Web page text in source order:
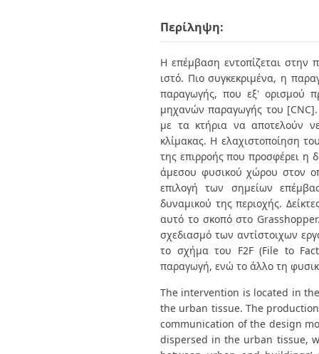
Περίληψη:
Η επέμβαση εντοπίζεται στην
ιστό. Πιο συγκεκριμένα, η
παραγωγής, που εξ' ορισμού
μηχανών παραγωγής του [CNC].
με τα κτήρια να αποτελούν
κλίμακας. Η ελαχιστοποίηση
της επιρροής που προσφέρει η
άμεσου φυσικού χώρου στον
επιλογή των σημείων
δυναμικού της περιοχής.
αυτό το σκοπό στο
σχεδιασμό των αντίστοιχων
το σχήμα του F2F (File to
παραγωγή, ενώ το άλλο τη
The intervention is located in
the urban tissue. The
communication of the design
dispersed in the urban tissue,